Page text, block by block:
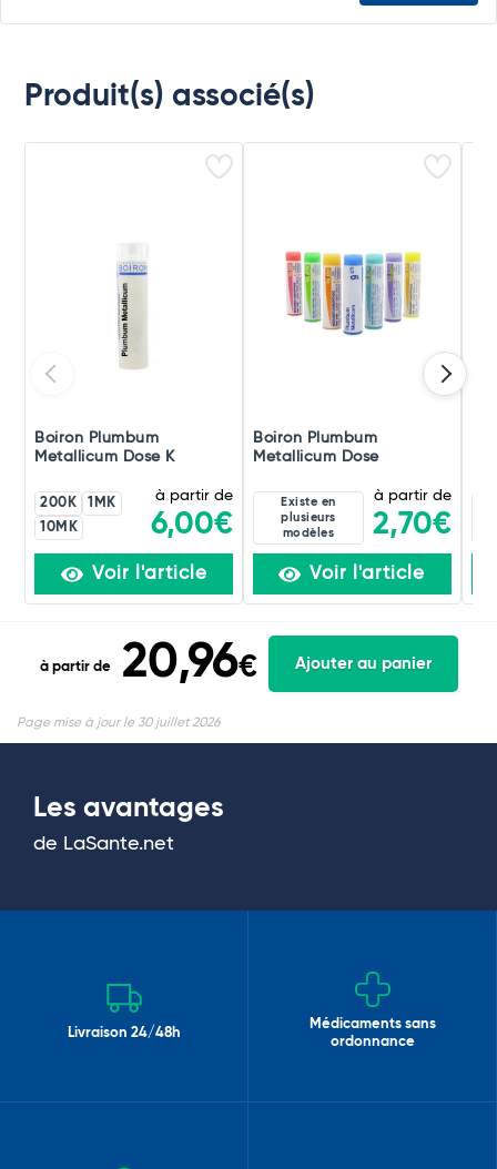
Produit(s) associé(s)
Boiron Plumbum
Metallicum Dose K
200K
1MK
10MK
à partir de
6,00€
Voir l'article
Boiron Plumbum
Metallicum Dose
Existe en
plusieurs
modèles
à partir de
2,70€
Voir l'article
à partir de 20,96€ Ajouter au panier
Page mise à jour le 30 juillet 2026
Les avantages
de LaSante.net
Livraison 24/48h
Médicaments sans
ordonnance